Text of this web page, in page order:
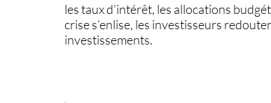
les taux d’intérêt, les allocations
crise s’enlise, les investisseurs
investissements.